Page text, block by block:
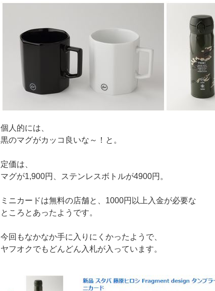
個人的には、
黒のマグがカッコ良いな～！と。
定価は、
マグが1,900円、ステンレスボトルが4900円。
ミニカードは無料の店舗と、1000円以上入金が必要な
ところとあったようです。
今回もなかなか手に入りにくかったようで、
ヤフオクでもどんどん入札が入っています。